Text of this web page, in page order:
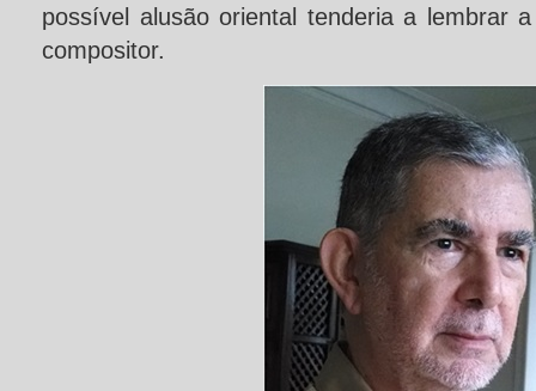
possível alusão oriental tenderia a lembrar
compositor.